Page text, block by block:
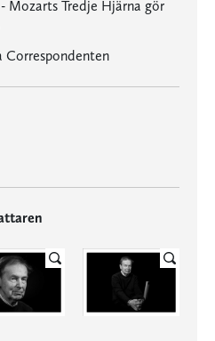
Mozarts Tredje Hjärna gör
Correspondenten